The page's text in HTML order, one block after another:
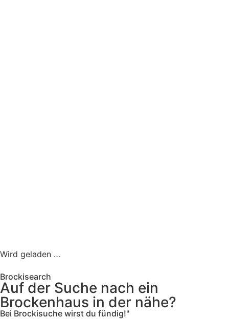
Wird geladen …
Brockisearch
Auf der Suche nach ein
Brockenhaus in der nähe?
Bei Brockisuche wirst du fündig!"